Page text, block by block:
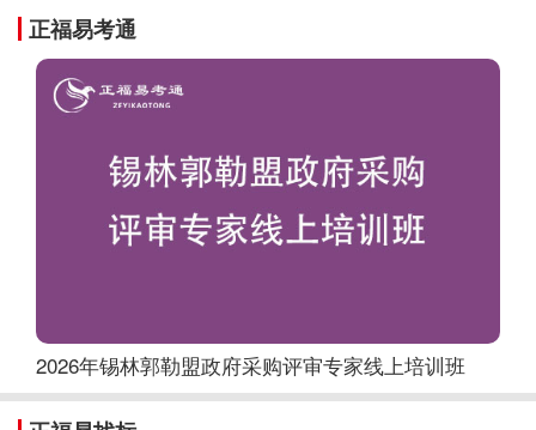
正福易考通
2026年锡林郭勒盟政府采购评审专家线上培训班